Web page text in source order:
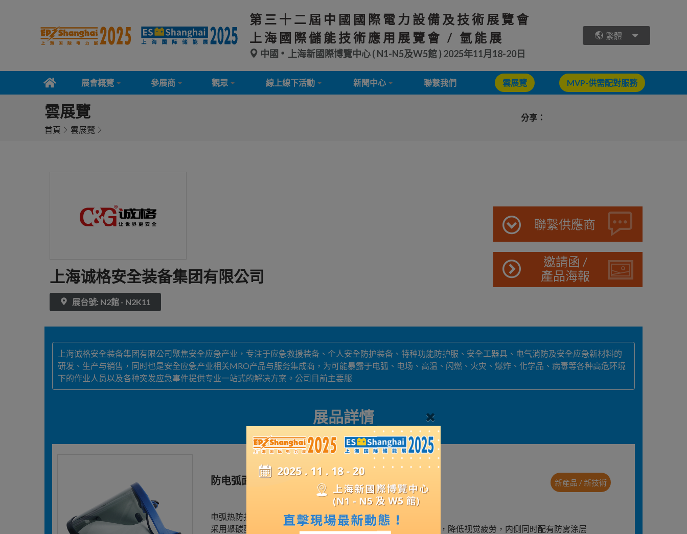
第三十二屆中國國際電力設備及技術展覽會
上海國際儲能技術應用展覽會 / 氫能展
中國 上海新國際博覽中心 ( N1-N5及W5館 ) 2025年11月18-20日
繁體
展會概覽 參展商 觀眾 線上線下活動 新聞中心 聯繫我們 雲展覽 MVP-供需配對服務
雲展覽
首頁 雲展覽
分享：
上海诚格安全装备集团有限公司
展台號: N2館 - N2K11
聯繫供應商
邀請函 /
產品海報
上海诚格安全装备集团有限公司聚焦安全应急产业，专注于应急救援装备、个人安全防护装备、特种功能防护服、安全工器具、电气消防及安全应急新材料的
研发、生产与销售，同时也是安全应急产业相关MRO产品与服务集成商，为可能暴露于电弧、电场、高温、闪燃、火灾、爆炸、化学品、病毒等各种高危环境
下的作业人员以及各种突发应急事件提供专业一站式的解决方案。公司目前主要服
展品詳情
防电弧面屏 新産品 / 新技術
电弧热防护性能值ATPV：14cal/cm2
采用聚碳酸酯，高透灰色，达到更优异的透光率，减少视觉色差，降低视觉疲劳，内侧同时配有防雾涂层